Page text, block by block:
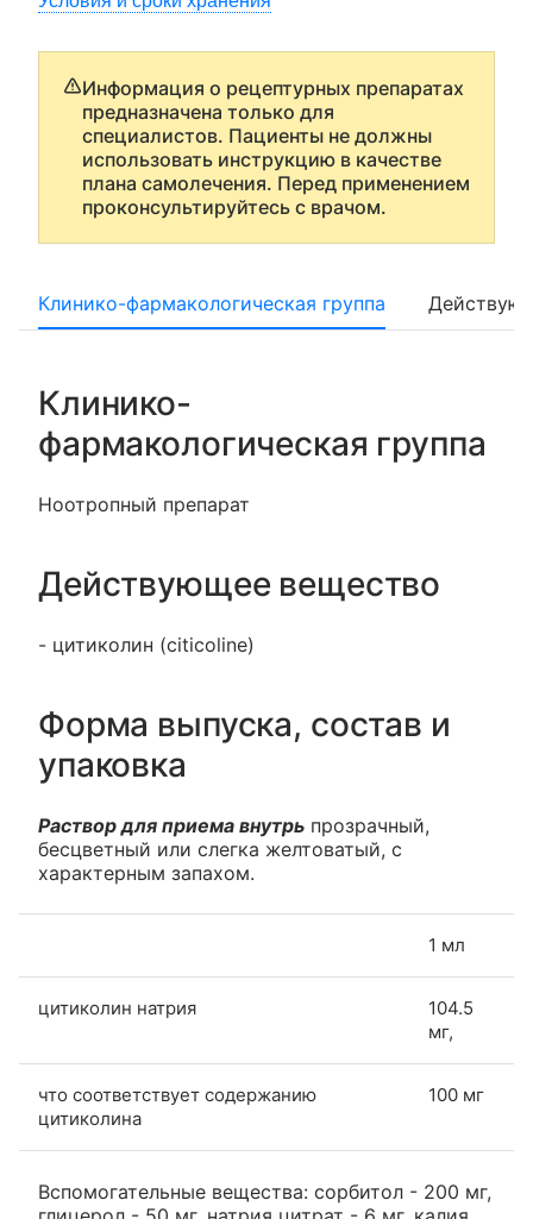
Информация о рецептурных препаратах
предназначена только для
специалистов. Пациенты не должны
использовать инструкцию в качестве
плана самолечения. Перед применением
проконсультируйтесь с врачом.
Клинико-фармакологическая группа
Клинико-
фармакологическая группа
Ноотропный препарат
Действующее вещество
- цитиколин (citicoline)
Форма выпуска, состав и
упаковка
Раствор для приема внутрь прозрачный,
бесцветный или слегка желтоватый, с
характерным запахом.
1 мл
цитиколин натрия
104.5
мг,
что соответствует содержанию
цитиколина
100 мг
Вспомогательные вещества: сорбитол - 200 мг,